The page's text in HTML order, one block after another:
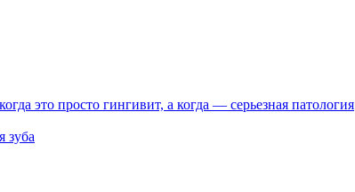
это просто гингивит, а когда — серьезная патология
зуба